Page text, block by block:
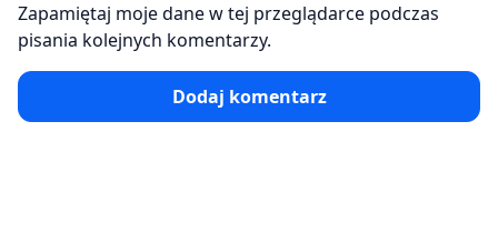
Zapamiętaj moje dane w tej przeglądarce podczas
pisania kolejnych komentarzy.
Dodaj komentarz